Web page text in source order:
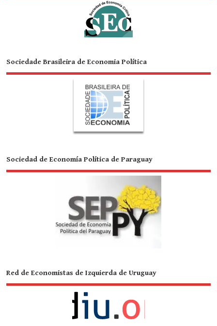
Sociedade Brasileira de Economia Política
Sociedad de Economía Política de Paraguay
Red de Economistas de Izquierda de Uruguay